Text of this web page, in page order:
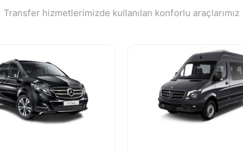
Transfer hizmetlerimizde kullanılan konforlu araçlarımız